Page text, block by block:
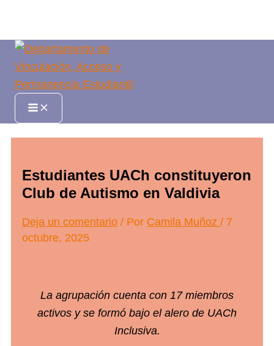
contenido
Main
Menu
Estudiantes UACh constituyeron
Club de Autismo en Valdivia
Deja un comentario / Por Camila Muñoz/ 7
octubre, 2025
La agrupación cuenta con 17 miembros
activos y se formó bajo el alero de UACh
Inclusiva.